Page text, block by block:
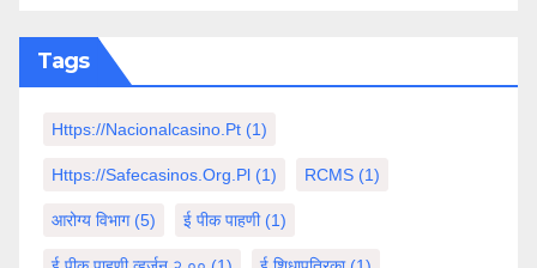
Tags
Https://nacionalcasino.pt (1)
Https://safecasinos.org.pl (1) RCMS (1)
आरोग्य विभाग(5) ई पीक पाहणी(1)